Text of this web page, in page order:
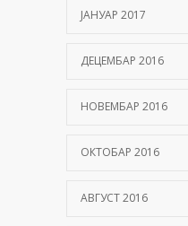
ЈАНУАР 2017
ДЕЦЕМБАР 2016
НОВЕМБАР 2016
ОКТОБАР 2016
АВГУСТ 2016